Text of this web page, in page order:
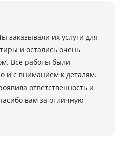
их услуги для
и остались очень
Все работы были
и с вниманием к деталям.
ответственность и
вам за отличную